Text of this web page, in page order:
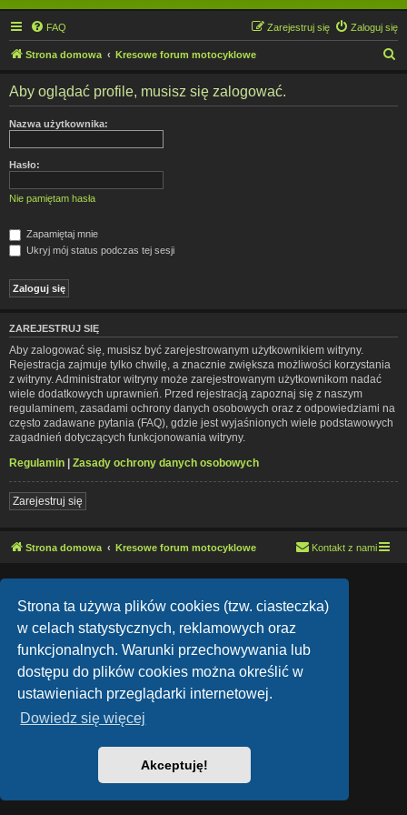
Strona ta używa plików cookies (tzw. ciasteczka)
w celach statystycznych, reklamowych oraz
funkcjonalnych. Warunki przechowywania lub
dostępu do plików cookies można określić w
ustawieniach przeglądarki internetowej.
Dowiedz się więcej
Akceptuję!
FAQ Zaloguj się
Zarejestruj się
Strona domowa Kresowe forum motocyklowe
Aby oglądać profile, musisz się zalogować.
Nazwa użytkownika:
Hasło:
Nie pamiętam hasła
Zapamiętaj mnie
Ukryj mój status podczas tej sesji
ZAREJESTRUJ SIĘ
Aby zalogować się, musisz być zarejestrowanym użytkownikiem witryny.
Rejestracja zajmuje tylko chwilę, a znacznie zwiększa możliwości korzystania
z witryny. Administrator witryny może zarejestrowanym użytkownikom nadać
wiele dodatkowych uprawnień. Przed rejestracją zapoznaj się z naszym
regulaminem, zasadami ochrony danych osobowych oraz z odpowiedziami na
często zadawane pytania (FAQ), gdzie jest wyjaśnionych wiele podstawowych
zagadnień dotyczących funkcjonowania witryny.
Regulamin | Zasady ochrony danych osobowych
Zarejestruj się
Strona domowa Kresowe forum motocyklowe Kontakt z nami
Style Version: 1.1.9
Polski pakiet językowy dostarczaphpBB.pl
Zasady ochrony danych osobowych|Regulamin